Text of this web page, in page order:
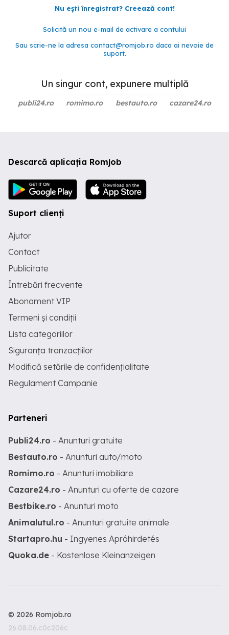
Nu ești înregistrat? Creează cont!
Solicită un nou e-mail de activare a contului
Sau scrie-ne la adresa contact@romjob.ro daca ai nevoie de
suport.
Un singur cont, expunere multiplă
publi24.ro romimo.ro bestauto.ro cazare24.ro
Descarcă aplicația Romjob
Suport clienți
Ajutor
Contact
Publicitate
Întrebări frecvente
Abonament VIP
Termeni și condiții
Lista categoriilor
Siguranța tranzacțiilor
Modifică setările de confidențialitate
Regulament Campanie
Parteneri
Publi24.ro - Anunturi gratuite
Bestauto.ro - Anunturi auto/moto
Romimo.ro - Anunturi imobiliare
Cazare24.ro - Anunturi cu oferte de cazare
Bestbike.ro - Anunturi moto
Animalutul.ro - Anunturi gratuite animale
Startapro.hu - Ingyenes Apróhirdetés
Quoka.de - Kostenlose Kleinanzeigen
© 2026 Romjob.ro
26.08.06.c0c206c